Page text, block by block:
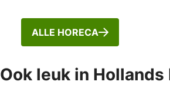
ALLE HORECA
Ook leuk in Hollands